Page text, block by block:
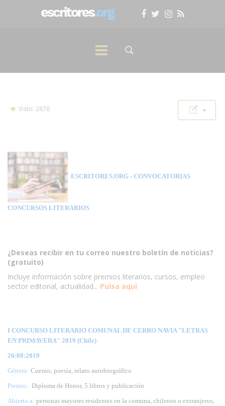
Visto: 2876
ESCRITORES.ORG - CONVOCATORIAS
CONCURSOS LITERARIOS
¿Deseas recibir en tu correo nuestro boletín de noticias?
(gratuito)
Incluye información sobre premios literarios, cursos, empleo
sector editorial, actualidad... Pulsa aqui
I CONCURSO LITERARIO COMUNAL DE CERRO NAVIA "LETRAS
EN PRIMAVERA" 2019 (Chile)
26:08:2019
Género: Cuento, poesía, relato autobiográfico
Premio: Diploma de Honor, 5 libros y publicación
Abierto a: personas mayores residentes en la comuna, chilenos o extranjeros,